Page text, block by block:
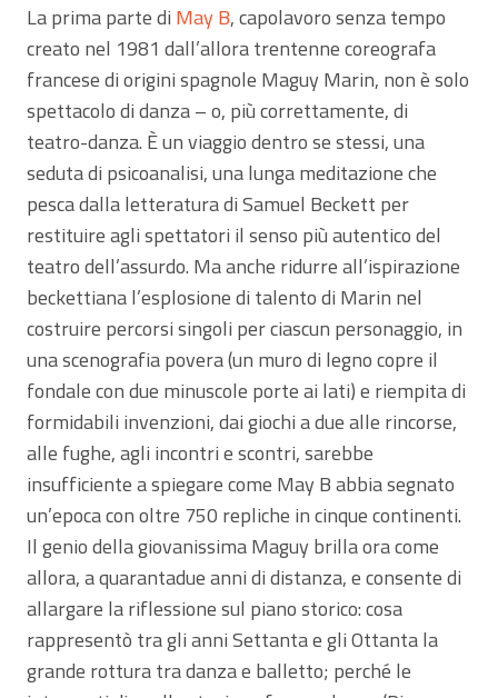
La prima parte di May B, capolavoro senza tempo
creato nel 1981 dall’allora trentenne coreografa
francese di origini spagnole Maguy Marin, non è solo
spettacolo di danza – o, più correttamente, di
teatro-danza. È un viaggio dentro se stessi, una
seduta di psicoanalisi, una lunga meditazione che
pesca dalla letteratura di Samuel Beckett per
restituire agli spettatori il senso più autentico del
teatro dell’assurdo. Ma anche ridurre all’ispirazione
beckettiana l’esplosione di talento di Marin nel
costruire percorsi singoli per ciascun personaggio, in
una scenografia povera (un muro di legno copre il
fondale con due minuscole porte ai lati) e riempita di
formidabili invenzioni, dai giochi a due alle rincorse,
alle fughe, agli incontri e scontri, sarebbe
insufficiente a spiegare come May B abbia segnato
un’epoca con oltre 750 repliche in cinque continenti.
Il genio della giovanissima Maguy brilla ora come
allora, a quarantadue anni di distanza, e consente di
allargare la riflessione sul piano storico: cosa
rappresentò tra gli anni Settanta e gli Ottanta la
grande rottura tra danza e balletto; perché le